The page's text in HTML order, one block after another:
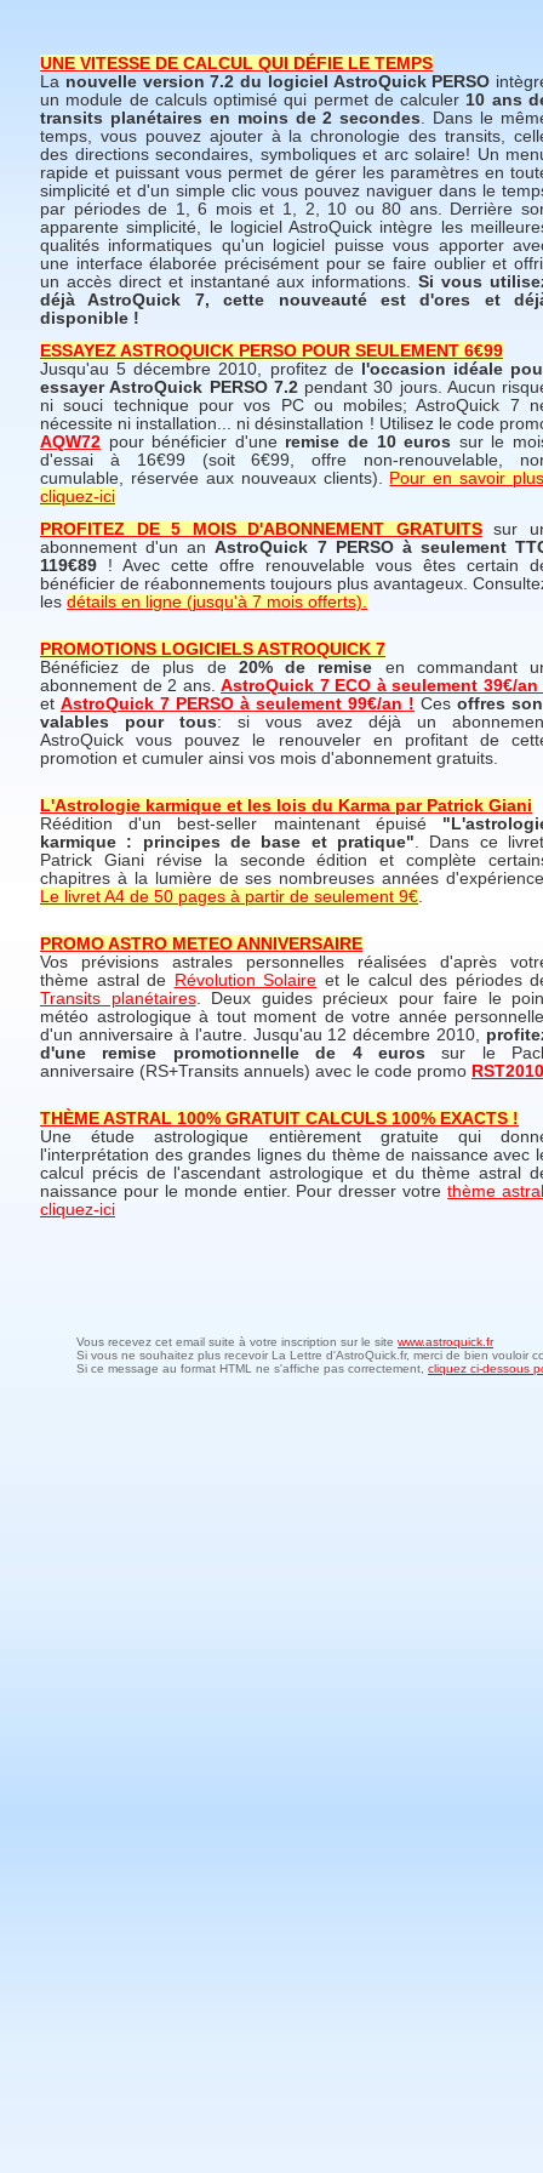
UNE VITESSE DE CALCUL QUI DÉFIE LE TEMPS
La nouvelle version 7.2 du logiciel AstroQuick PERSO
un module de calculs optimisé qui permet de calculer10 ans
transits planétaires en moins de 2 secondes. Dans le
temps, vous pouvez ajouter à la chronologie des transits,
des directions secondaires, symboliques et arc solaire! Un
rapide et puissant vous permet de gérer les paramètres en
simplicité et d'un simple clic vous pouvez naviguer dans le
par périodes de 1, 6 mois et 1, 2, 10 ou 80 ans. Derrière
apparente simplicité, le logiciel AstroQuick intègre les
qualités informatiques qu'un logiciel puisse vous apporter
une interface élaborée précisément pour se faire oublier et
un accès direct et instantané aux informations.Si vous
déjà AstroQuick 7, cette nouveauté est d'ores et
disponible !
ESSAYEZ ASTROQUICK PERSO POUR SEULEMENT 6€99
Jusqu'au 5 décembre 2010, profitez de
l'occasion idéale
essayer AstroQuick PERSO 7.2pendant 30 jours. Aucun
ni souci technique pour vos PC ou mobiles; AstroQuick 7
nécessite ni installation... ni désinstallation ! Utilisez le code
AQW72 pour bénéficier d'une remise de 10 euros sur le
d'essai à 16€99 (soit 6€99, offre non-renouvelable,
cumulable, réservée aux nouveaux clients). Pour en savoir
cliquez-ici
PROFITEZ DE 5 MOIS D'ABONNEMENT GRATUITSsur
abonnement d'un anAstroQuick 7 PERSO à seulement
119€89 ! Avec cette offre renouvelable vous êtes certain
bénéficier de réabonnements toujours plus avantageux.
les détails en ligne (jusqu'à 7 mois offerts).
PROMOTIONS LOGICIELS ASTROQUICK 7
Bénéficiez de plus de 20% de remise en commandant
abonnement de 2 ans. AstroQuick 7 ECO à seulement 39€/an
et AstroQuick 7 PERSO à seulement 99€/an ! Ces offres
valables pour tous: si vous avez déjà un
AstroQuick vous pouvez le renouveler en profitant de
promotion et cumuler ainsi vos mois d'abonnement gratuits.
L'Astrologie karmique et les lois du Karma par Patrick Giani
Réédition d'un best-seller maintenant épuisé
karmique : principes de base et pratique". Dans ce
Patrick Giani révise la seconde édition et complète
chapitres à la lumière de ses nombreuses années
Le livret A4 de 50 pages à partir de seulement 9€.
PROMO ASTRO METEO ANNIVERSAIRE
Vos prévisions astrales personnelles réalisées d'après
thème astral de Révolution Solaire et le calcul des périodes
Transits planétaires. Deux guides précieux pour faire le
météo astrologique à tout moment de votre année
d'un anniversaire à l'autre. Jusqu'au 12 décembre 2010,
d'une remise promotionnelle de 4 euros sur le
anniversaire (RS+Transits annuels) avec le code promo RST2010
THÈME ASTRAL 100% GRATUIT CALCULS 100% EXACTS !
Une étude astrologique entièrement gratuite qui
l'interprétation des grandes lignes du thème de naissance avec
calcul précis de l'ascendant astrologique et du thème astral
naissance pour le monde entier. Pour dresser votrethème
cliquez-ici
Vous recevez cet email suite à votre inscription sur le site www.astroquick.fr
Si vous ne souhaitez plus recevoir La Lettre d'AstroQuick.fr, merci de bien vouloir
Si ce message au format HTML ne s'affiche pas correctement, cliquez ci-dessous